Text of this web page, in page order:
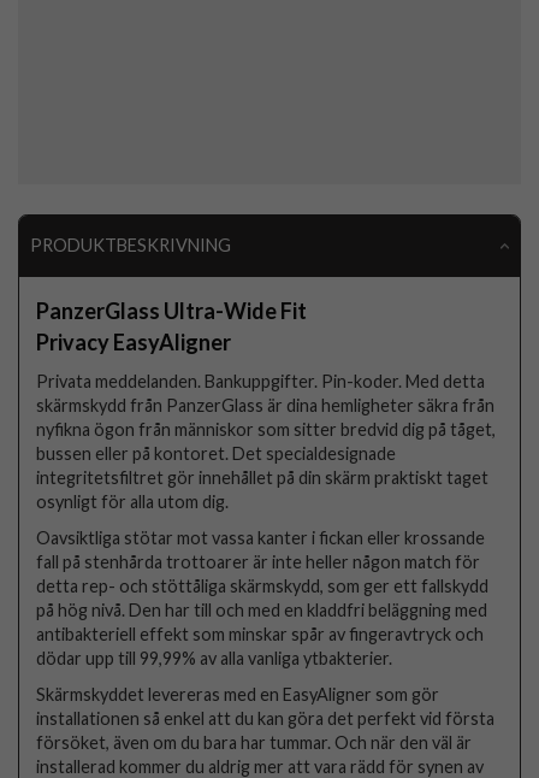
PRODUKTBESKRIVNING
PanzerGlass Ultra-Wide Fit
Privacy EasyAligner
Privata meddelanden. Bankuppgifter. Pin-koder. Med detta
skärmskydd från PanzerGlass är dina hemligheter säkra från
nyfikna ögon från människor som sitter bredvid dig på tåget,
bussen eller på kontoret. Det specialdesignade
integritetsfiltret gör innehållet på din skärm praktiskt taget
osynligt för alla utom dig.
Oavsiktliga stötar mot vassa kanter i fickan eller krossande
fall på stenhårda trottoarer är inte heller någon match för
detta rep- och stöttåliga skärmskydd, som ger ett fallskydd
på hög nivå. Den har till och med en kladdfri beläggning med
antibakteriell effekt som minskar spår av fingeravtryck och
dödar upp till 99,99% av alla vanliga ytbakterier.
Skärmskyddet levereras med en EasyAligner som gör
installationen så enkel att du kan göra det perfekt vid första
försöket, även om du bara har tummar. Och när den väl är
installerad kommer du aldrig mer att vara rädd för synen av